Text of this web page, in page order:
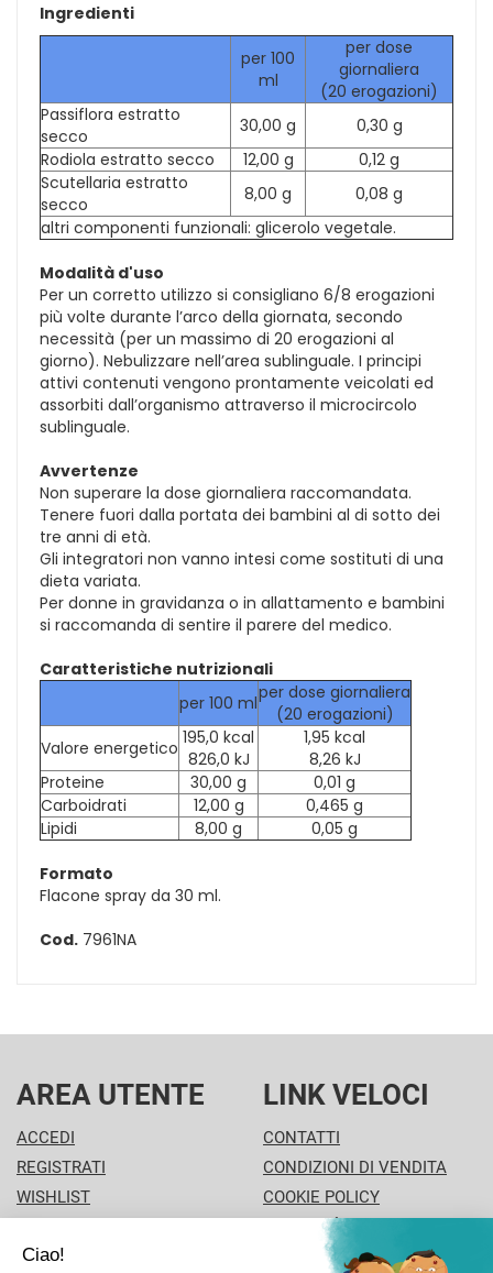
Ingredienti
per 100
ml
per dose
giornaliera
(20 erogazioni)
Passiflora estratto
secco
30,00 g
0,30 g
Rodiola estratto secco
12,00 g
0,12 g
Scutellaria estratto
secco
8,00 g
0,08 g
altri componenti funzionali: glicerolo vegetale.
Modalità d'uso
Per un corretto utilizzo si consigliano 6/8 erogazioni
più volte durante l’arco della giornata, secondo
necessità (per un massimo di 20 erogazioni al
giorno). Nebulizzare nell’area sublinguale. I principi
attivi contenuti vengono prontamente veicolati ed
assorbiti dall’organismo attraverso il microcircolo
sublinguale.
Avvertenze
Non superare la dose giornaliera raccomandata.
Tenere fuori dalla portata dei bambini al di sotto dei
tre anni di età.
Gli integratori non vanno intesi come sostituti di una
dieta variata.
Per donne in gravidanza o in allattamento e bambini
si raccomanda di sentire il parere del medico.
Caratteristiche nutrizionali
per 100 mlper dose giornaliera
(20 erogazioni)
Valore energetico 195,0 kcal
826,0 kJ
1,95 kcal
8,26 kJ
Proteine
30,00 g
0,01 g
Carboidrati
12,00 g
0,465 g
Lipidi
8,00 g 0,05 g
Formato
Flacone spray da 30 ml.
Cod. 7961NA
AREA UTENTE
ACCEDI
REGISTRATI
WISHLIST
NEWSLETTER
LINK VELOCI
CONTATTI
CONDIZIONI DI VENDITA
COOKIE POLICY
MODALITÀ DI PAGAMENTO
INFORMATIVA PRIVACY